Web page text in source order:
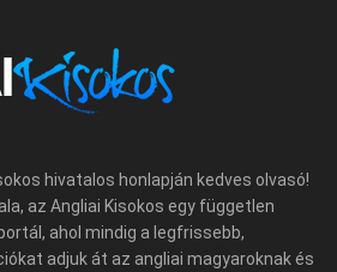
hivatalos honlapján kedves olvasó!
az Angliai Kisokos egy független
ahol mindig a legfrissebb,
adjuk át az angliai magyaroknak és